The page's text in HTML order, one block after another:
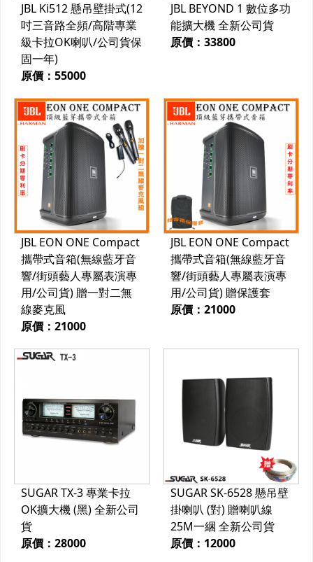
JBL Ki512 懸吊壁掛式(12
吋三音路全頻/高階專業
級卡拉OK喇叭/公司貨保
固一年)
原價：55000
JBL BEYOND 1 數位多功
能擴大機 全新公司貨
原價：33800
JBL EON ONE Compact
攜帶式音箱(無線藍牙音
響/街頭藝人專屬表演專
用/公司貨) 贈一對二無
線麥克風
原價：21000
JBL EON ONE Compact
攜帶式音箱(無線藍牙音
響/街頭藝人專屬表演專
用/公司貨) 贈保護套
原價：21000
SUGAR TX-3 專業卡拉
OK擴大機 (黑) 全新公司
貨
原價：28000
SUGAR SK-6528 懸吊壁
掛喇叭 (對) 贈喇叭線
25M一綑 全新公司貨
原價：12000